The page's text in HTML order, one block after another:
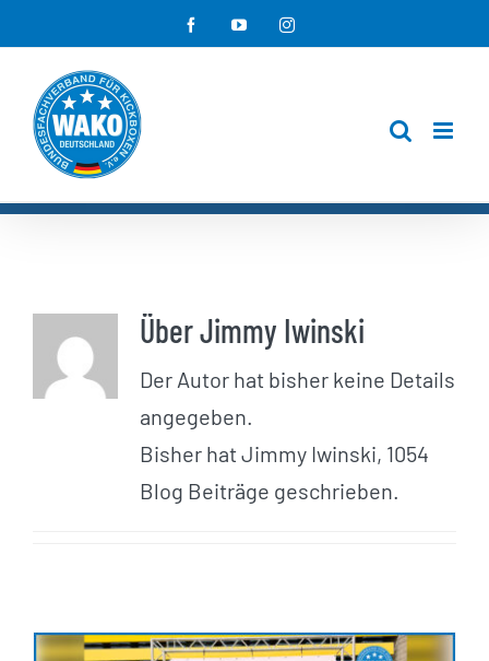
Inhalt
springen
FacebookYouTubeInstagram
ÜberJimmy Iwinski
Der Autor hat bisher keine Details
angegeben.
Bisher hat Jimmy Iwinski, 1054
Blog Beiträge geschrieben.